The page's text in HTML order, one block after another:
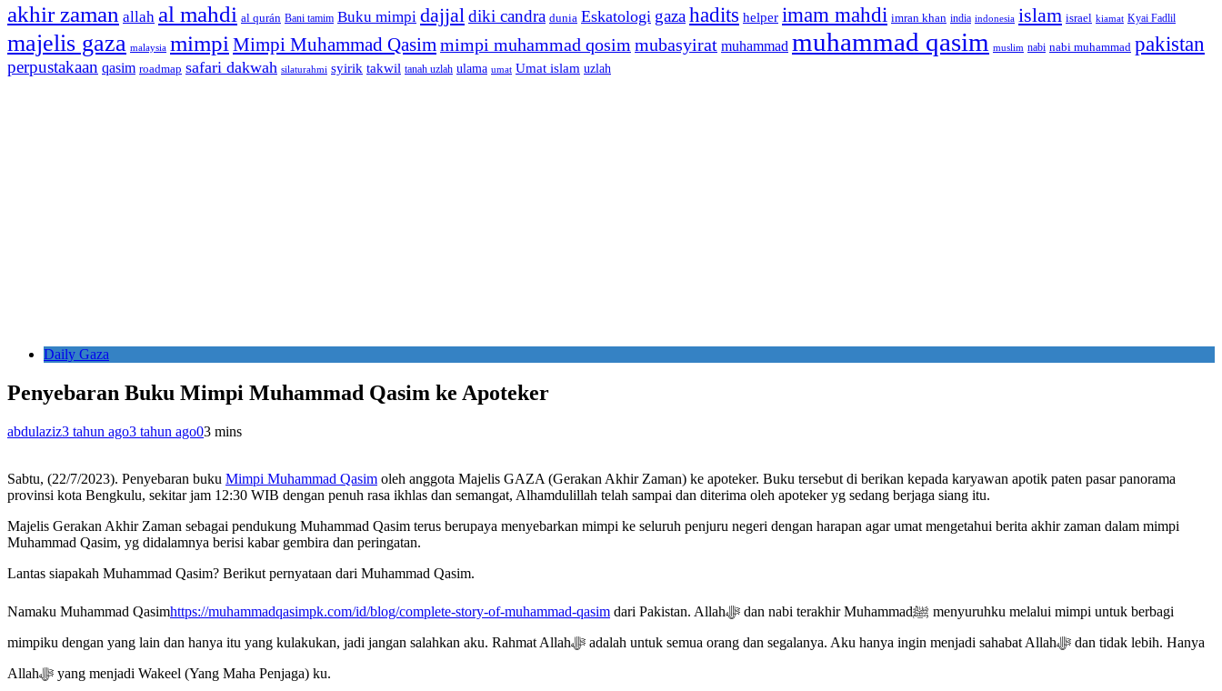
akhir zaman allah al mahdi al qurán Bani tamim Buku mimpi dajjal diki candra dunia Eskatologi gazahadits helper imam mahdi imran khan india indonesia islam israel kiamat Kyai Fadlil
majelis gaza malaysia mimpi Mimpi Muhammad Qasim mimpi muhammad qosim mubasyirat muhammad muhammad qasim muslim nabi nabi muhammad pakistan
perpustakaan qasim roadmap safari dakwah silaturahmi syirik takwil tanah uzlah ulama umat Umat islam uzlah
Daily Gaza
Penyebaran Buku Mimpi Muhammad Qasim ke Apoteker
abdulaziz3 tahun ago3 tahun ago03 mins
Sabtu, (22/7/2023). Penyebaran buku Mimpi Muhammad Qasim oleh anggota Majelis GAZA (Gerakan Akhir Zaman) ke apoteker. Buku tersebut di berikan kepada karyawan apotik paten pasar panorama
provinsi kota Bengkulu, sekitar jam 12:30 WIB dengan penuh rasa ikhlas dan semangat, Alhamdulillah telah sampai dan diterima oleh apoteker yg sedang berjaga siang itu.
Majelis Gerakan Akhir Zaman sebagai pendukung Muhammad Qasim terus berupaya menyebarkan mimpi ke seluruh penjuru negeri dengan harapan agar umat mengetahui berita akhir zaman dalam mimpi
Muhammad Qasim, yg didalamnya berisi kabar gembira dan peringatan.
Lantas siapakah Muhammad Qasim? Berikut pernyataan dari Muhammad Qasim.
Namaku Muhammad Qasimhttps://muhammadqasimpk.com/id/blog/complete-story-of-muhammad-qasim dari Pakistan. Allahﷻ dan nabi terakhir Muhammadﷺ menyuruhku melalui mimpi untuk berbagi
mimpiku dengan yang lain dan hanya itu yang kulakukan, jadi jangan salahkan aku. Rahmat Allahﷻ adalah untuk semua orang dan segalanya. Aku hanya ingin menjadi sahabat Allahﷻ dan tidak lebih. Hanya
Allahﷻ yang menjadi Wakeel (Yang Maha Penjaga) ku.